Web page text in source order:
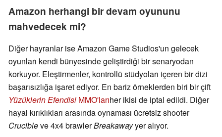
Amazon herhangi bir devam oyununu
mahvedecek mi?
Diğer hayranlar ise Amazon Game Studios'un gelecek
oyunları kendi bünyesinde geliştirdiği bir senaryodan
korkuyor. Eleştirmenler, kontrollü stüdyoları içeren bir dizi
başarısızlığa işaret ediyor. En bariz örneklerden biri bir çift
Yüzüklerin Efendisi MMO'larıher ikisi de iptal edildi. Diğer
hayal kırıklıkları arasında oynaması ücretsiz shooter
Crucibleve 4x4 brawlerBreakawayyer alıyor.